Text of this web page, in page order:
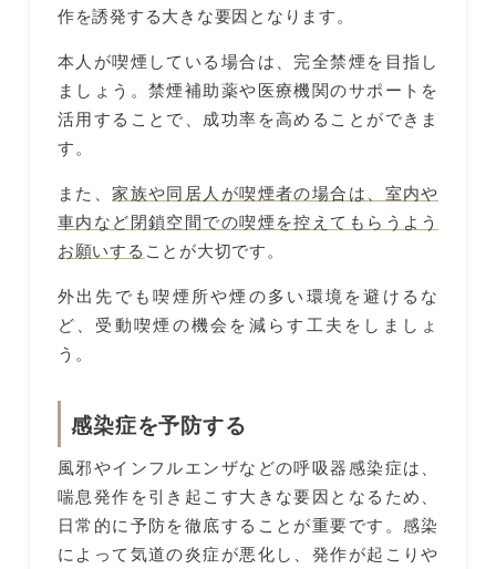
作を誘発する大きな要因となります。
本人が喫煙している場合は、完全禁煙を目指し
ましょう。禁煙補助薬や医療機関のサポートを
活用することで、成功率を高めることができま
す。
また、家族や同居人が喫煙者の場合は、室内や
車内など閉鎖空間での喫煙を控えてもらうよう
お願いする ことが大切です。
外出先でも喫煙所や煙の多い環境を避けるな
ど、受動喫煙の機会を減らす工夫をしましょ
う。
感染症を予防する
風邪やインフルエンザなどの呼吸器感染症は、
喘息発作を引き起こす大きな要因となるため、
日常的に予防を徹底することが重要です。感染
によって気道の炎症が悪化し、発作が起こりや